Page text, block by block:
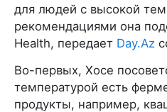
для людей с высокой
рекомендациями она
Health, передает Day.Az
Во-первых, Хосе
температурой есть
продукты, например,